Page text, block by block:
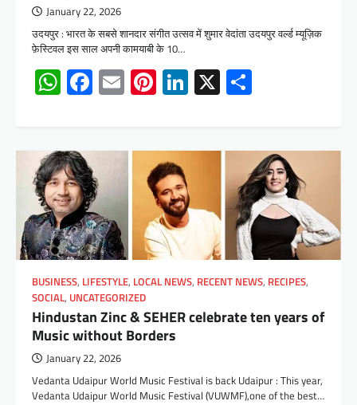
January 22, 2026
उदयपुर : भारत के सबसे शानदार संगीत उत्सव में शुमार वेदांता उदयपुर वर्ल्ड म्यूज़िक
फ़ेस्टिवल इस साल अपनी कामयाबी के 10…
WhatsApp
Facebook
EmailPinterest
LinkedIn
X
BUSINESS, LIFESTYLE, LOCAL NEWS, RECENT NEWS, RECIPES,
SOCIAL, UNCATEGORIZED
Hindustan Zinc & SEHER celebrate ten years of
Music without Borders
January 22, 2026
Vedanta Udaipur World Music Festival is back Udaipur : This year,
Vedanta Udaipur World Music Festival (VUWMF),one of the best…